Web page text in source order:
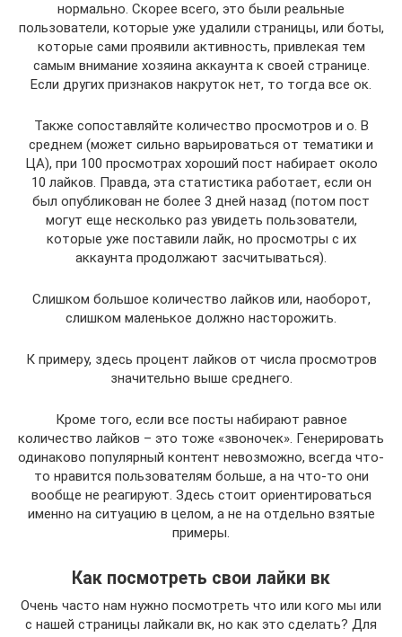
нормально. Скорее всего, это были реальные
пользователи, которые уже удалили страницы, или боты,
которые сами проявили активность, привлекая тем
самым внимание хозяина аккаунта к своей странице.
Если других признаков накруток нет, то тогда все ок.
Также сопоставляйте количество просмотров и о. В
среднем (может сильно варьироваться от тематики и
ЦА), при 100 просмотрах хороший пост набирает около
10 лайков. Правда, эта статистика работает, если он
был опубликован не более 3 дней назад (потом пост
могут еще несколько раз увидеть пользователи,
которые уже поставили лайк, но просмотры с их
аккаунта продолжают засчитываться).
Слишком большое количество лайков или, наоборот,
слишком маленькое должно насторожить.
К примеру, здесь процент лайков от числа просмотров
значительно выше среднего.
Кроме того, если все посты набирают равное
количество лайков – это тоже «звоночек». Генерировать
одинаково популярный контент невозможно, всегда что-
то нравится пользователям больше, а на что-то они
вообще не реагируют. Здесь стоит ориентироваться
именно на ситуацию в целом, а не на отдельно взятые
примеры.
Как посмотреть свои лайки вк
Очень часто нам нужно посмотреть что или кого мы или
с нашей страницы лайкали вк, но как это сделать? Для